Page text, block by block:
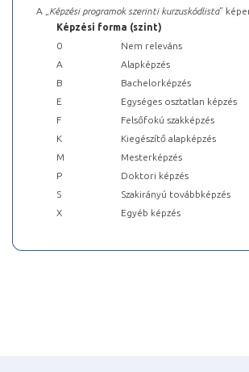
A „ Képzési programok szerinti kurzuskódlista”
Képzési forma (szint)
0
Nem releváns
A
Alapképzés
B
Bachelorképzés
E
Egységes osztatlan képzés
F
Felsőfokú szakképzés
K
Kiegészítő alapképzés
M
Mesterképzés
P
Doktori képzés
S
Szakirányú továbbképzés
X
Egyéb képzés